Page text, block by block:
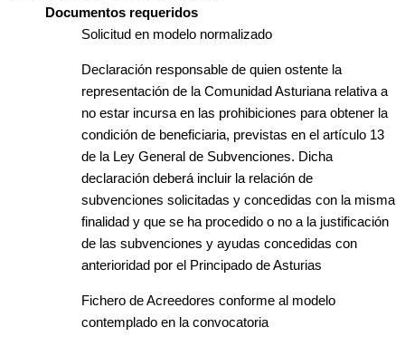
Documentos requeridos
Solicitud en modelo normalizado
Declaración responsable de quien ostente la
representación de la Comunidad Asturiana relativa a
no estar incursa en las prohibiciones para obtener la
condición de beneficiaria, previstas en el artículo 13
de la Ley General de Subvenciones. Dicha
declaración deberá incluir la relación de
subvenciones solicitadas y concedidas con la misma
finalidad y que se ha procedido o no a la justificación
de las subvenciones y ayudas concedidas con
anterioridad por el Principado de Asturias
Fichero de Acreedores conforme al modelo
contemplado en la convocatoria